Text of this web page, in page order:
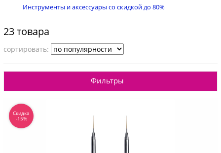
Инструменты и аксессуары со скидкой до 80%
23 товара
cортировать:
Фильтры
Скидка
-15%